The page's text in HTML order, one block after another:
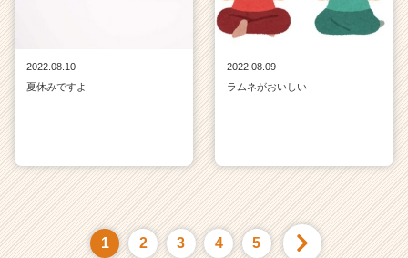
2022.08.10
夏休みですよ
2022.08.09
ラムネがおいしい
1 2 3 4 5